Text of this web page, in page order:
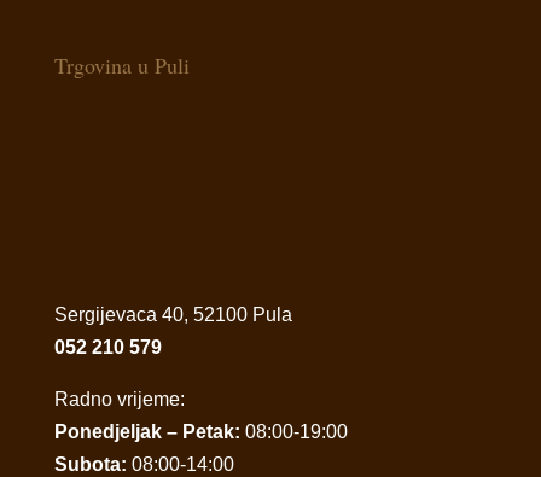
Trgovina u Puli
Sergijevaca 40, 52100 Pula
052 210 579
Radno vrijeme:
Ponedjeljak – Petak: 08:00-19:00
Subota: 08:00-14:00